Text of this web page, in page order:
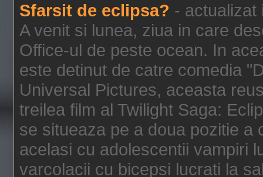
Sfarsit de eclipsa? - actualizat
A venit si lunea, ziua in care
Office-ul de peste ocean. In
este detinut de catre comedia
Universal Pictures, aceasta
treilea film al Twilight Saga:
se situeaza pe a doua pozitie a
acelasi cu adolescentii vampiri
varcolacii cu bicepsi lucrati la